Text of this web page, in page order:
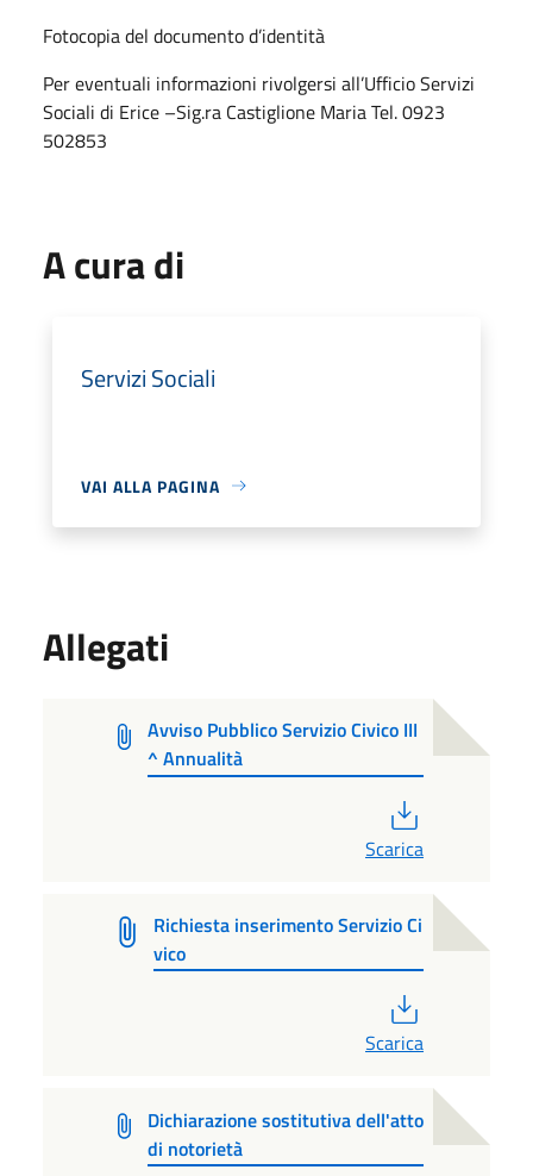
Fotocopia del documento d’identità
Per eventuali informazioni rivolgersi all’Ufficio Servizi
Sociali di Erice –Sig.ra Castiglione Maria Tel. 0923
502853
A cura di
Servizi Sociali
VAI ALLA PAGINA
Allegati
Avviso Pubblico Servizio Civico III
^ Annualità
Scarica
Richiesta inserimento Servizio Ci
vico
Scarica
Dichiarazione sostitutiva dell'atto
di notorietà